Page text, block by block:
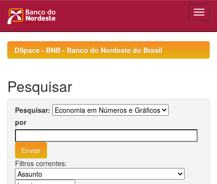
navigationDSpace - BNB - Banco do Nordeste do Brasil
Pesquisar
Pesquisar:
por
Filtros correntes: